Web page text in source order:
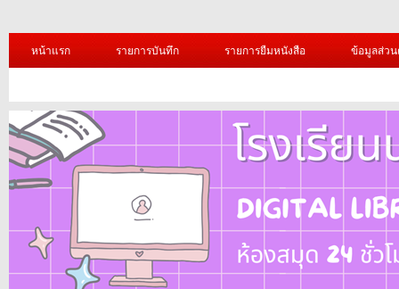
หน้าแรก รายการบันทึก รายการยืมหนังสือ ข้อมูลส่ว